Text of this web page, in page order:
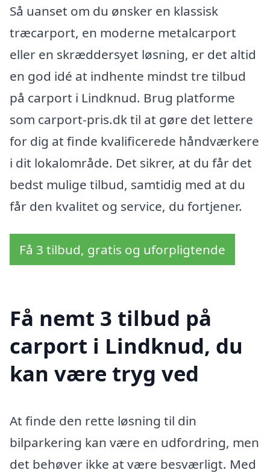
Så uanset om du ønsker en klassisk
træcarport, en moderne metalcarport
eller en skræddersyet løsning, er det altid
en god idé at indhente mindst tre tilbud
på carport i Lindknud. Brug platforme
som carport-pris.dk til at gøre det lettere
for dig at finde kvalificerede håndværkere
i dit lokalområde. Det sikrer, at du får det
bedst mulige tilbud, samtidig med at du
får den kvalitet og service, du fortjener.
Få 3 tilbud, gratis og uforpligtende
Få nemt 3 tilbud på
carport i Lindknud, du
kan være tryg ved
At finde den rette løsning til din
bilparkering kan være en udfordring, men
det behøver ikke at være besværligt. Med